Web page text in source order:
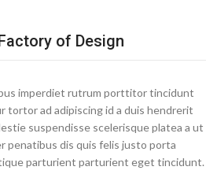
of Design
imperdiet rutrum porttitor tincidunt
ad adipiscing id a duis hendrerit
suspendisse scelerisque platea a ut
penatibus dis quis felis justo porta
parturient parturient eget tincidunt.